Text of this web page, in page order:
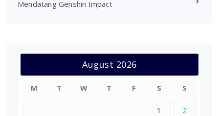
Mendatang Genshin Impact
August 2026
M T W T F S S
1 2